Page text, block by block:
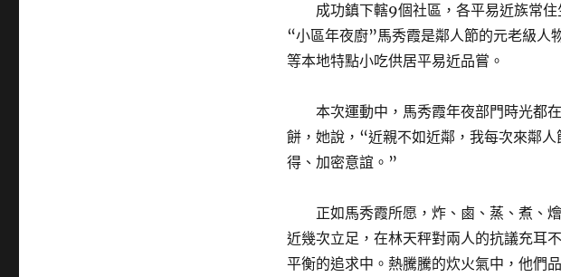
成功鎮下轄9個社區，各平易近族常
“小區年夜廚”馬秀霞是鄰人節的元老級人
等本地特點小吃供居平易近品嘗。
本次運動中，馬秀霞年夜部門時光都
餅，她說，“近親不如近鄰，我每次來鄰
得、加密意誼。”
正如馬秀霞所愿，炸、鹵、蒸、煮、
近幾次立足，在林天秤對兩人的抗議充耳
平衡的追求中。熱騰騰的炊火氣中，他們